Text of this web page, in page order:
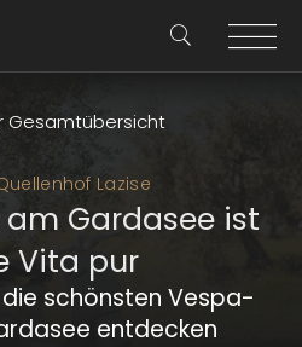
Gesamtübersicht
Gardasee ist
Vita pur
schönsten Vespa-
entdecken
Lazise